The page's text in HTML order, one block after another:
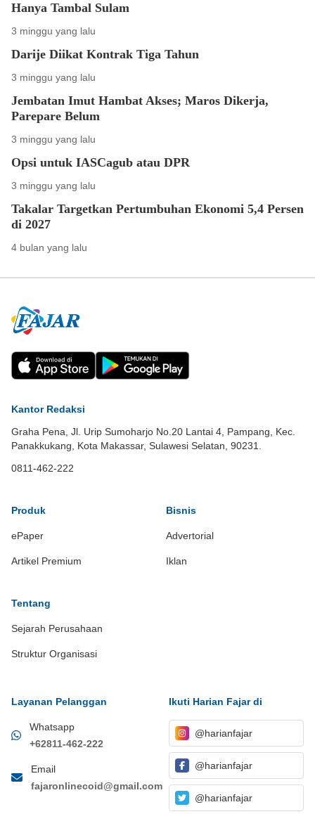
Hanya Tambal Sulam
3 minggu yang lalu
Darije Diikat Kontrak Tiga Tahun
3 minggu yang lalu
Jembatan Imut Hambat Akses; Maros Dikerja,
Parepare Belum
3 minggu yang lalu
Opsi untuk IASCagub atau DPR
3 minggu yang lalu
Takalar Targetkan Pertumbuhan Ekonomi 5,4 Persen
di 2027
4 bulan yang lalu
Kantor Redaksi
Graha Pena, Jl. Urip Sumoharjo No.20 Lantai 4, Pampang, Kec.
Panakkukang, Kota Makassar, Sulawesi Selatan, 90231.
0811-462-222
Produk
ePaper
Artikel Premium
Bisnis
Advertorial
Iklan
Tentang
Sejarah Perusahaan
Struktur Organisasi
Layanan Pelanggan
Whatsapp
+62811-462-222
Email
fajaronlinecoid@gmail.com
Ikuti Harian Fajar di
@harianfajar
@harianfajar
@harianfajar